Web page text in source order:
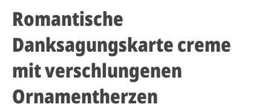
Romantische
Danksagungskarte creme
mit verschlungenen
Ornamentherzen